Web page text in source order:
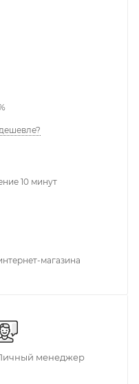
10 минут
магазина
менеджер